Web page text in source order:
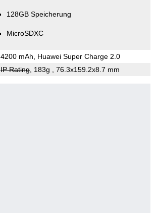
128GB Speicherung
MicroSDXC
4200 mAh, Huawei Super Charge 2.0
IP Rating, 183g , 76.3x159.2x8.7 mm